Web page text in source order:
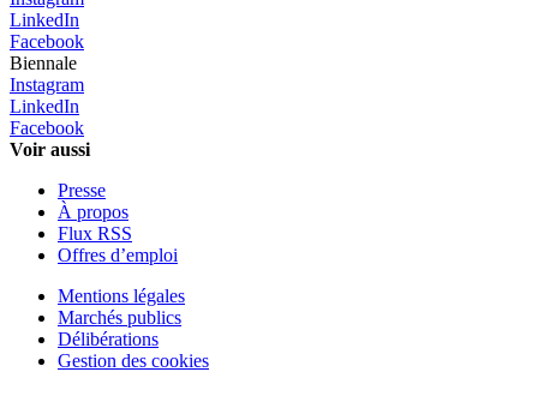
LinkedIn
Facebook
Biennale
Instagram
LinkedIn
Facebook
Voir aussi
Presse
À propos
Flux RSS
Offres d’emploi
Mentions légales
Marchés publics
Délibérations
Gestion des cookies